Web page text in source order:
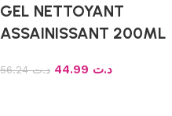
GEL NETTOYANT
ASSAINISSANT 200ML
د.ت56.24 د.ت